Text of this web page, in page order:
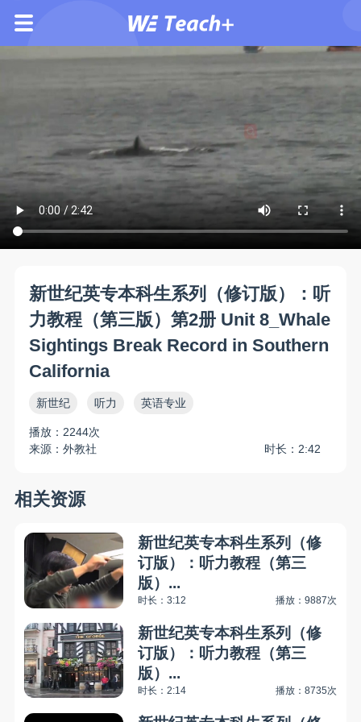
新世纪英专本科生系列（修订版）：听
力教程（第三版）第2册 Unit 8_Whale
Sightings Break Record in Southern
California
新世纪 听力 英语专业
播放：2244次
来源：外教社
时长：2:42
相关资源
新世纪英专本科生系列（修
订版）：听力教程（第三
版）...
时长：3:12 播放：9887次
新世纪英专本科生系列（修
订版）：听力教程（第三
版）...
时长：2:14 播放：8735次